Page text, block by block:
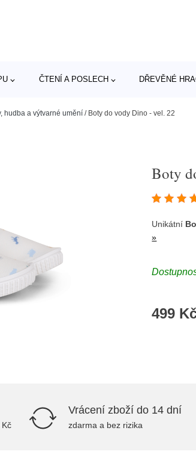
ČTENÍ A POSLECH DŘEVĚNÉ
hudba a výtvarné umění / Boty do vody Dino - vel. 22
Boty
Unikátní
»
499
Vrácení zboží do 14 dní
zdarma a bez rizika